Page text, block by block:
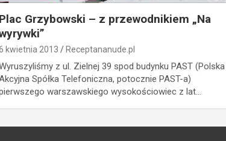
Plac Grzybowski – z przewodnikiem „Na
kwietnia 2013 Receptananude.pl
z ul. Zielnej 39 spod budynku PAST (Polska
Spółka Telefoniczna, potocznie PAST-a)
warszawskiego wysokościowiec z lat…